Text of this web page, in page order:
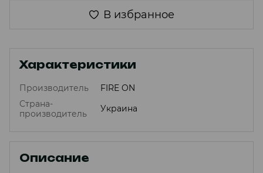
В избранное
Характеристики
Производитель
FIRE ON
Страна-
производитель
Украина
Описание